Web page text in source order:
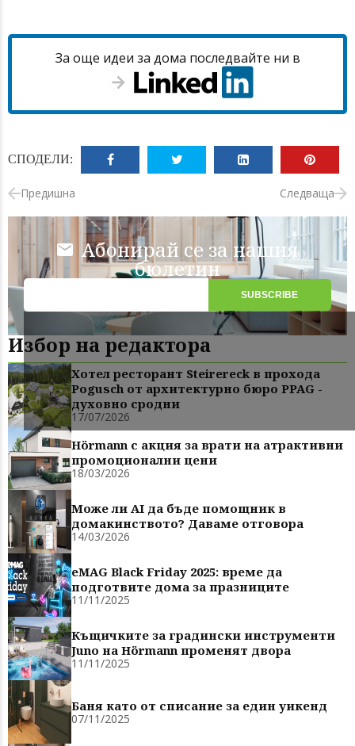
За още идеи за дома последвайте ни в
СПОДЕЛИ:
Предишна Следваща
Абонирай се за нашия
бюлетин
Избор на редактора
Хотел ресторант Steirereck в прохода
Pogusch от архитектурно бюро PPAG -
духовно сродни
17/07/2026
Hörmann с акция за врати на атрактивни
промоционални цени
18/03/2026
Може ли AI да бъде помощник в
домакинството? Даваме отговора
14/03/2026
eMAG Black Friday 2025: време да
подготвите дома за празниците
11/11/2025
Къщичките за градински инструменти
Juno на Hörmann променят двора
11/11/2025
Баня като от списание за един уикенд
07/11/2025